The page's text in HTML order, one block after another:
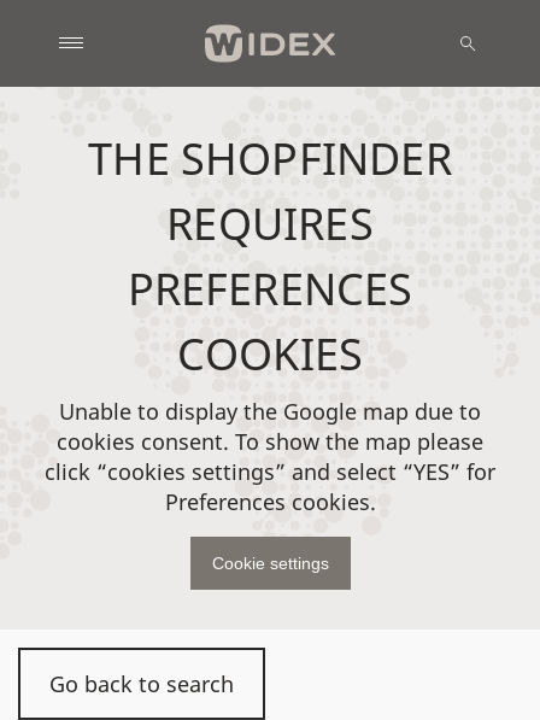
Go back to search
THE SHOPFINDER
REQUIRES
PREFERENCES
COOKIES
Unable to display the Google map due to
cookies consent. To show the map please
click “cookies settings” and select “YES” for
Preferences cookies.
Cookie settings